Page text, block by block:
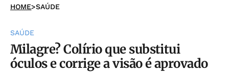
HOME>SAÚDE
SAÚDE
Milagre? Colírio que substitui
óculos e corrige a visão é aprovado